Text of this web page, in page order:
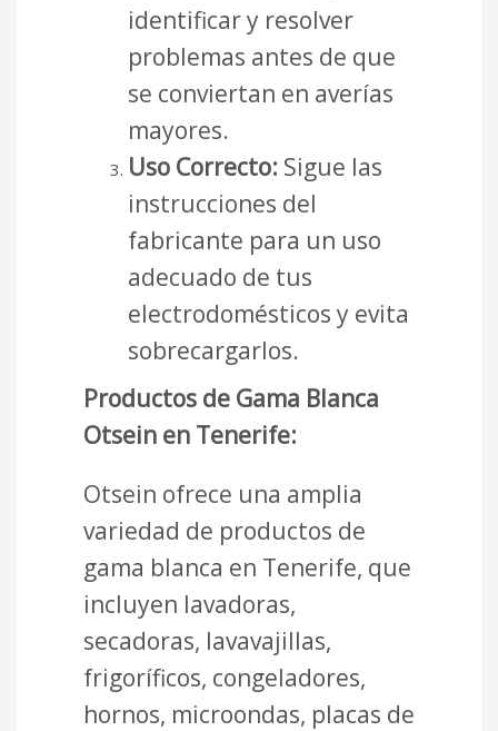
identificar y resolver
problemas antes de que
se conviertan en averías
mayores.
Uso Correcto: Sigue las
instrucciones del
fabricante para un uso
adecuado de tus
electrodomésticos y evita
sobrecargarlos.
Productos de Gama Blanca
Otsein en Tenerife:
Otsein ofrece una amplia
variedad de productos de
gama blanca en Tenerife, que
incluyen lavadoras,
secadoras, lavavajillas,
frigoríficos, congeladores,
hornos, microondas, placas de